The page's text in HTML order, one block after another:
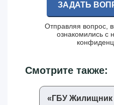
ЗАДАТЬ
Отправляя вопрос,
ознакомились с
Смотрите также:
«‎ГБУ Жилищник